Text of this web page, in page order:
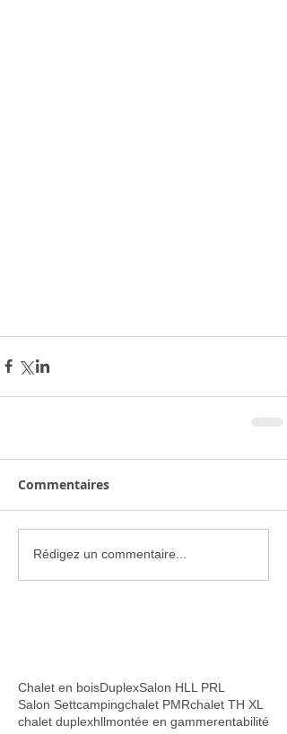
Commentaires
Rédigez un commentaire...
Chalet en boisDuplexSalon HLL PRL
Salon Settcampingchalet PMRchalet TH XL
chalet duplexhllmontée en gammerentabilité